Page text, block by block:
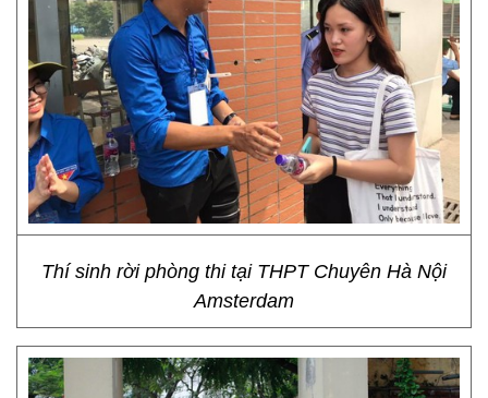
Thí sinh rời phòng thi tại THPT Chuyên Hà Nội
Amsterdam